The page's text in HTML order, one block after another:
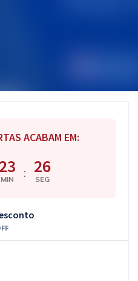
ACABAM EM:
23
MIN : 25
SEG